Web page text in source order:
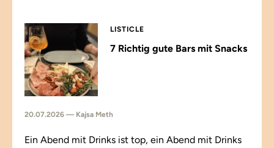
LISTICLE
7 Richtig gute Bars mit Snacks
20.07.2026 — Kajsa Meth
Ein Abend mit Drinks ist top, ein Abend mit Drinks